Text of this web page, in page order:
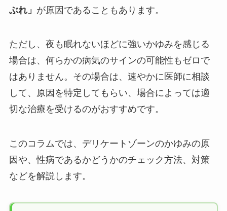
ぶれ」 が原因であることもあります。
ただし、夜も眠れないほどに強いかゆみを感じる
場合は、何らかの病気のサインの可能性もゼロで
はありません。その場合は、速やかに医師に相談
して、原因を特定してもらい、場合によっては適
切な治療を受けるのがおすすめです。
このコラムでは、デリケートゾーンのかゆみの原
因や、性病であるかどうかのチェック方法、対策
などを解説します。